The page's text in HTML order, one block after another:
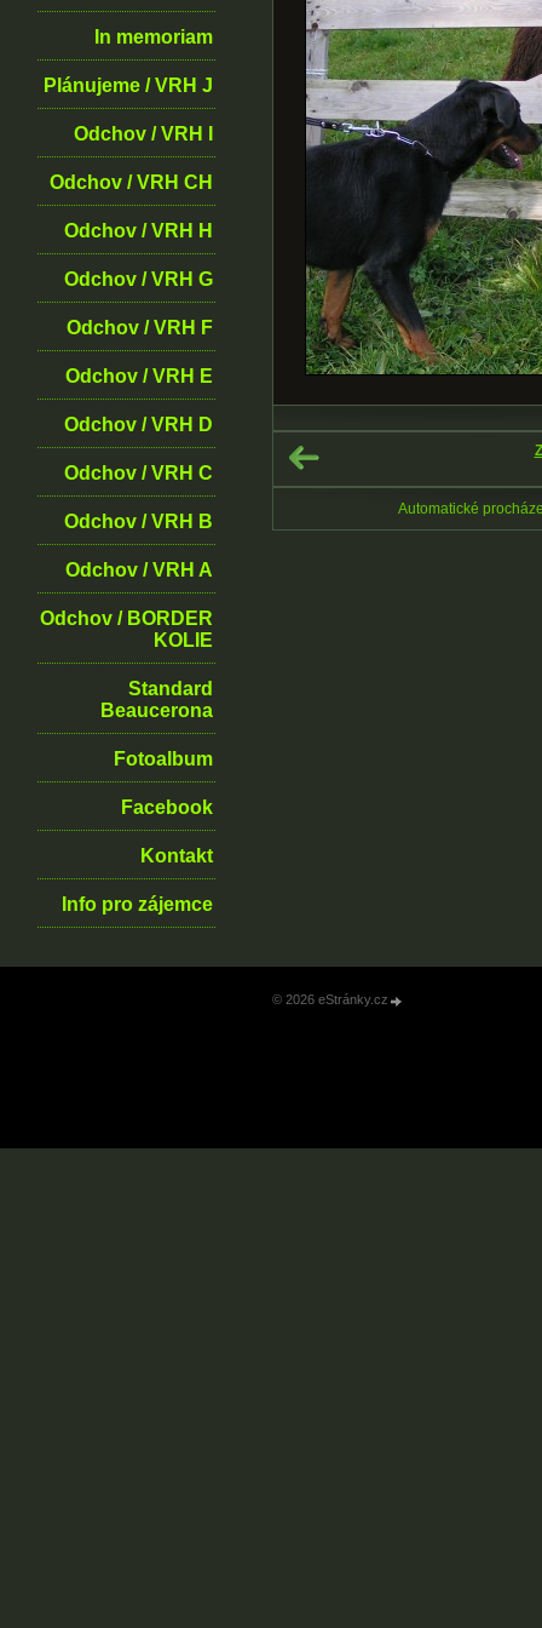
In memoriam
Plánujeme / VRH J
Odchov / VRH I
Odchov / VRH CH
Odchov / VRH H
Odchov / VRH G
Odchov / VRH F
Odchov / VRH E
Odchov / VRH D
Odchov / VRH C
Odchov / VRH B
Odchov / VRH A
Odchov / BORDER
KOLIE
Standard
Beaucerona
Fotoalbum
Facebook
Kontakt
Info pro zájemce
Automatické
© 2026 eStránky.cz